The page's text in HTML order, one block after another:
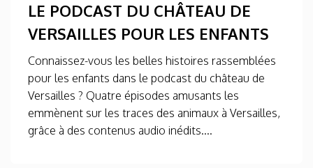
LE PODCAST DU CHÂTEAU DE
VERSAILLES POUR LES ENFANTS
Connaissez-vous les belles histoires rassemblées
pour les enfants dans le podcast du château de
Versailles ? Quatre épisodes amusants les
emmènent sur les traces des animaux à Versailles,
grâce à des contenus audio inédits....